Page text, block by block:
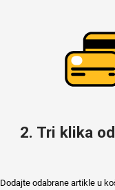
2. Tri klika
Dodajte odabrane artikle u